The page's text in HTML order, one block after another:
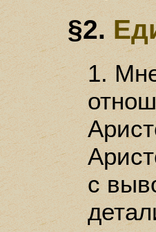
§2.
1.
с